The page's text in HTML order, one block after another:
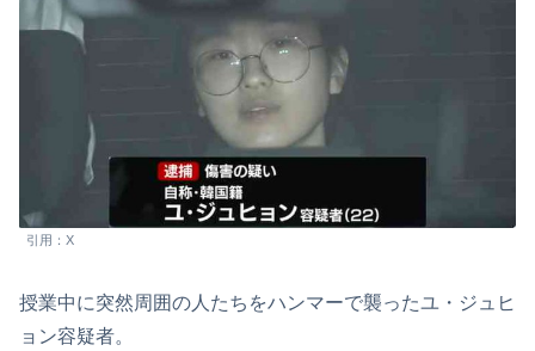
引用：X
授業中に突然周囲の人たちをハンマーで襲ったユ・ジュヒ
ョン容疑者。